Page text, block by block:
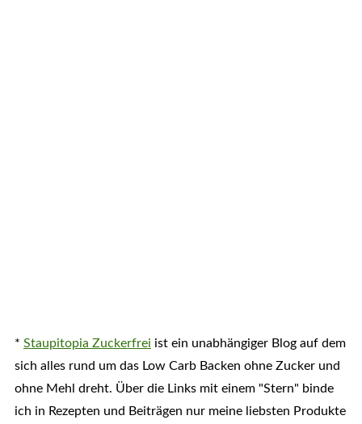
* Staupitopia Zuckerfrei ist ein unabhängiger Blog auf dem
sich alles rund um das Low Carb Backen ohne Zucker und
ohne Mehl dreht. Über die Links mit einem "Stern" binde
ich in Rezepten und Beiträgen nur meine liebsten Produkte